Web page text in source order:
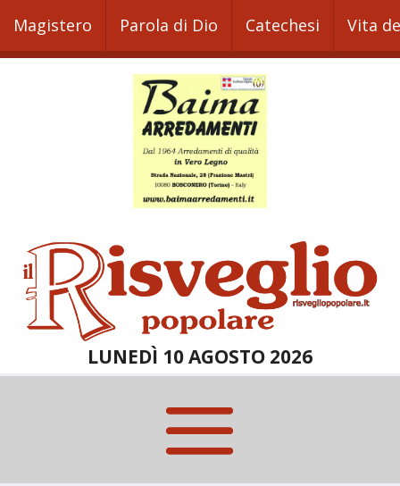
Magistero Parola di Dio Catechesi Vita
LUNEDÌ 10 AGOSTO 2026